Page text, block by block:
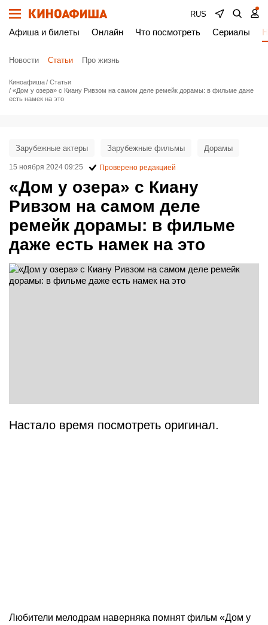
RUS
Афиша и билеты Онлайн Что посмотреть Сериалы
Новости Статьи Про жизнь
Киноафиша
Статьи
«Дом у озера» с Киану Ривзом на самом деле ремейк дорамы: в фильме даже
есть намек на это
«Дом у озера» с Киану
Ривзом на самом деле
ремейк дорамы: в фильме
даже есть намек на это
Зарубежные актеры Зарубежные фильмы Дорамы
15 ноября 2024 09:25 Проверено редакцией
Настало время посмотреть оригинал.
Любители мелодрам наверняка помнят фильм «Дом у